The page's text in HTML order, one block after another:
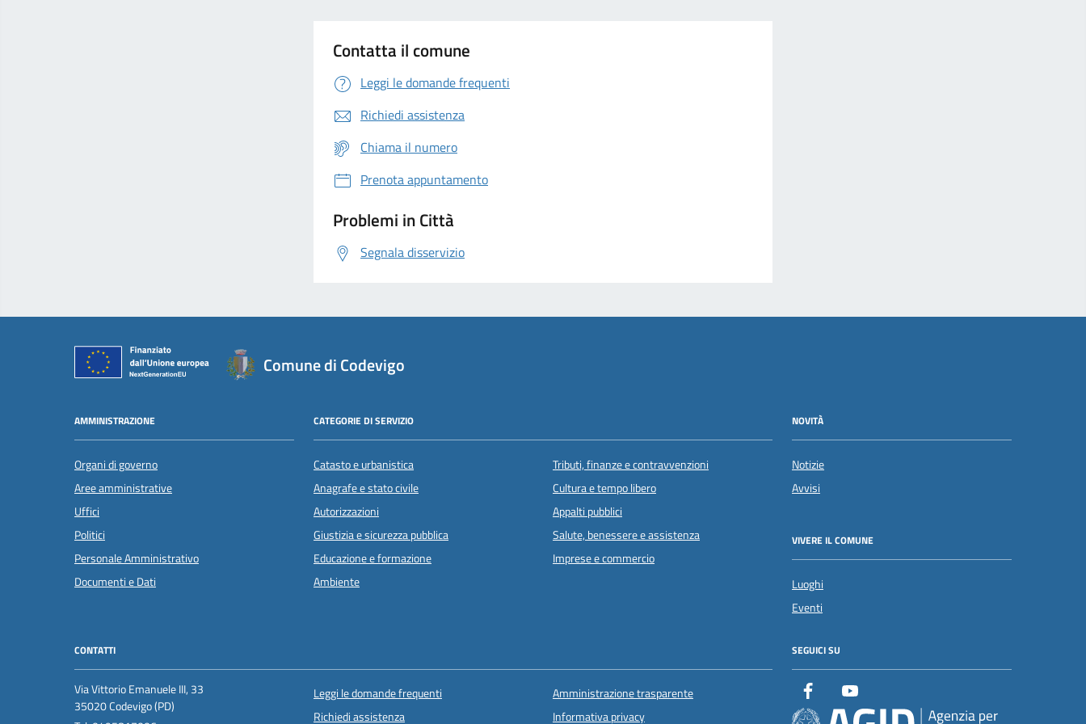
Contatta il comune
Leggi le domande frequenti
Richiedi assistenza
Chiama il numero
Prenota appuntamento
Problemi in Città
Segnala disservizio
Comune di Codevigo
AMMINISTRAZIONE
Organi di governo
Aree amministrative
Uffici
Politici
Personale Amministrativo
Documenti e Dati
CATEGORIE DI SERVIZIO
Catasto e urbanistica
Anagrafe e stato civile
Autorizzazioni
Giustizia e sicurezza pubblica
Educazione e formazione
Ambiente
Tributi, finanze e contravvenzioni
Cultura e tempo libero
Appalti pubblici
Salute, benessere e assistenza
Imprese e commercio
NOVITÀ
Notizie
Avvisi
VIVERE IL COMUNE
Luoghi
Eventi
CONTATTI
Via Vittorio Emanuele III, 33
35020 Codevigo (PD)
Leggi le domande frequenti
Richiedi assistenza
Amministrazione trasparente
Informativa privacy
SEGUICI SU